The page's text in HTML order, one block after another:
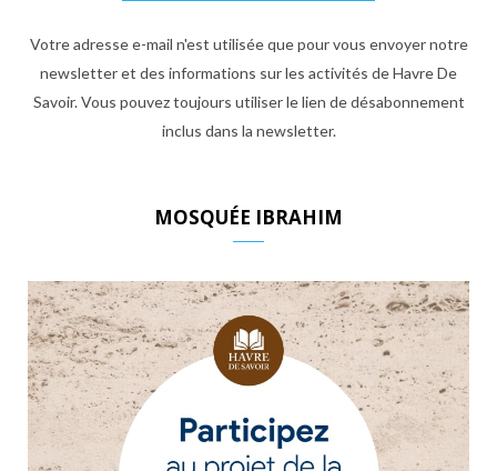
Votre adresse e-mail n'est utilisée que pour vous envoyer notre
newsletter et des informations sur les activités de Havre De
Savoir. Vous pouvez toujours utiliser le lien de désabonnement
inclus dans la newsletter.
MOSQUÉE IBRAHIM